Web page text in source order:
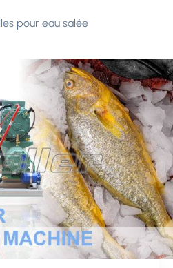
pour eau salée